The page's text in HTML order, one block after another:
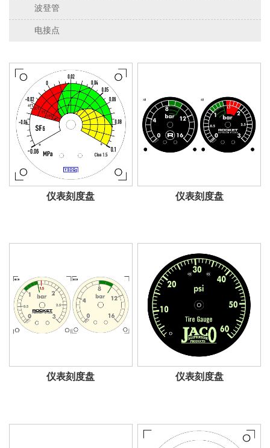
波登管
电接点
仪表刻度盘 仪表刻度盘
仪表刻度盘 仪表刻度盘